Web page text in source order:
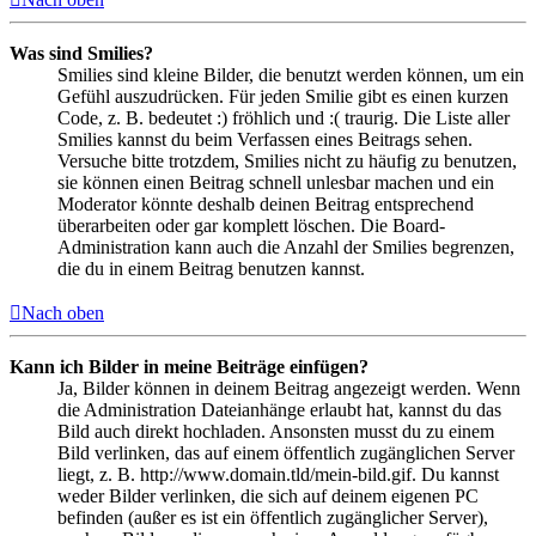
Was sind Smilies?
Smilies sind kleine Bilder, die benutzt werden können, um ein
Gefühl auszudrücken. Für jeden Smilie gibt es einen kurzen
Code, z. B. bedeutet :) fröhlich und :( traurig. Die Liste aller
Smilies kannst du beim Verfassen eines Beitrags sehen.
Versuche bitte trotzdem, Smilies nicht zu häufig zu benutzen,
sie können einen Beitrag schnell unlesbar machen und ein
Moderator könnte deshalb deinen Beitrag entsprechend
überarbeiten oder gar komplett löschen. Die Board-
Administration kann auch die Anzahl der Smilies begrenzen,
die du in einem Beitrag benutzen kannst.
Nach oben
Kann ich Bilder in meine Beiträge einfügen?
Ja, Bilder können in deinem Beitrag angezeigt werden. Wenn
die Administration Dateianhänge erlaubt hat, kannst du das
Bild auch direkt hochladen. Ansonsten musst du zu einem
Bild verlinken, das auf einem öffentlich zugänglichen Server
liegt, z. B. http://www.domain.tld/mein-bild.gif. Du kannst
weder Bilder verlinken, die sich auf deinem eigenen PC
befinden (außer es ist ein öffentlich zugänglicher Server),